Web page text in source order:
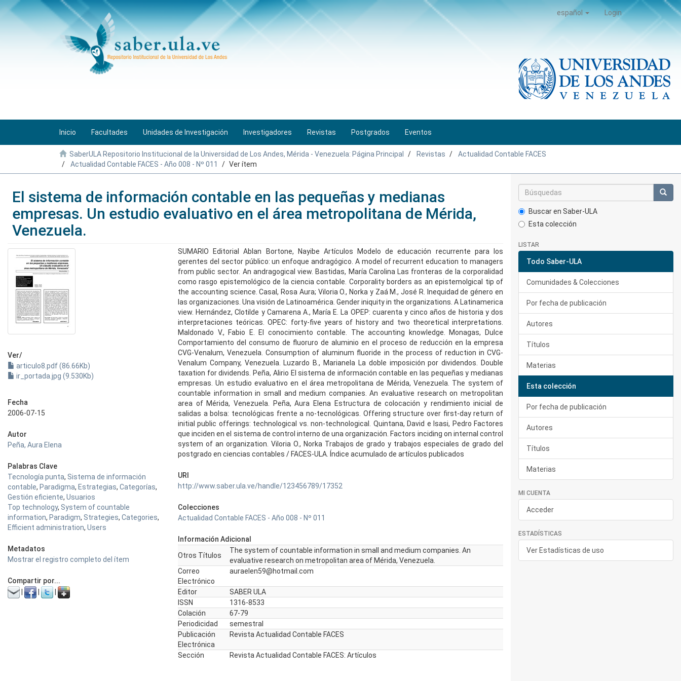
español Login
Inicio Facultades Unidades de Investigación Investigadores Revistas Postgrados Eventos
SaberULA Repositorio Institucional de la Universidad de Los Andes, Mérida - Venezuela: Página Principal Revistas
Actualidad Contable FACES
Actualidad Contable FACES - Año 008 - Nº 011
Ver ítem
El sistema de información contable en las pequeñas y medianas
empresas. Un estudio evaluativo en el área metropolitana de Mérida,
Venezuela.
Ver/
articulo8.pdf (86.66Kb)
ir_portada.jpg (9.530Kb)
Fecha
2006-07-15
Autor
Peña, Aura Elena
Palabras Clave
Tecnología punta, Sistema de información
contable, Paradigma, Estrategias, Categorías,
Gestión eficiente, Usuarios
Top technology, System of countable
information, Paradigm, Strategies, Categories,
Efficient administration, Users
Metadatos
Mostrar el registro completo del ítem
Compartir por...
SUMARIO Editorial Ablan Bortone, Nayibe Artículos Modelo de educación recurrente para los
gerentes del sector público: un enfoque andragógico. A model of recurrent education to managers
from public sector. An andragogical view. Bastidas, María Carolina Las fronteras de la corporalidad
como rasgo epistemológico de la ciencia contable. Corporality borders as an epistemolgical tip of
the accounting science. Casal, Rosa Aura; Viloria O., Norka y Zaá M., José R. Inequidad de género en
las organizaciones. Una visión de Latinoamérica. Gender iniquity in the organizations. A Latinamerica
view. Hernández, Clotilde y Camarena A., María E. La OPEP: cuarenta y cinco años de historia y dos
interpretaciones teóricas. OPEC: forty-five years of history and two theoretical interpretations.
Maldonado V., Fabio E. El conocimiento contable. The accounting knowledge. Monagas, Dulce
Comportamiento del consumo de fluoruro de aluminio en el proceso de reducción en la empresa
CVG-Venalum, Venezuela. Consumption of aluminum fluoride in the process of reduction in CVG-
Venalum Company, Venezuela. Luzardo B., Marianela La doble imposición por dividendos. Double
taxation for dividends. Peña, Alirio El sistema de información contable en las pequeñas y medianas
empresas. Un estudio evaluativo en el área metropolitana de Mérida, Venezuela. The system of
countable information in small and medium companies. An evaluative research on metropolitan
area of Mérida, Venezuela. Peña, Aura Elena Estructura de colocación y rendimiento inicial de
salidas a bolsa: tecnológicas frente a no-tecnológicas. Offering structure over first-day return of
initial public offerings: technological vs. non-technological. Quintana, David e Isasi, Pedro Factores
que inciden en el sistema de control interno de una organización. Factors inciding on internal control
system of an organization. Viloria O., Norka Trabajos de grado y trabajos especiales de grado del
postgrado en ciencias contables / FACES-ULA. Índice acumulado de artículos publicados
URI
http://www.saber.ula.ve/handle/123456789/17352
Colecciones
Actualidad Contable FACES - Año 008 - Nº 011
Información Adicional
Otros Títulos
The system of countable information in small and medium companies. An
evaluative research on metropolitan area of Mérida, Venezuela.
Correo
Electrónico
auraelen59@hotmail.com
Editor
SABER ULA
ISSN
1316-8533
Colación
67-79
Periodicidad
semestral
Publicación
Electrónica
Revista Actualidad Contable FACES
Sección Revista Actualidad Contable FACES: Artículos
Buscar en Saber-ULA
Esta colección
LISTAR
Todo Saber-ULA
Comunidades & Colecciones
Por fecha de publicación
Autores
Títulos
Materias
Esta colección
Por fecha de publicación
Autores
Títulos
Materias
MI CUENTA
Acceder
ESTADÍSTICAS
Ver Estadísticas de uso